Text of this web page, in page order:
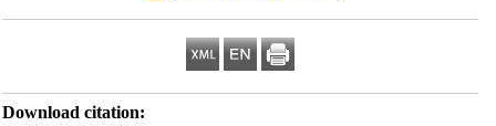
Download citation: